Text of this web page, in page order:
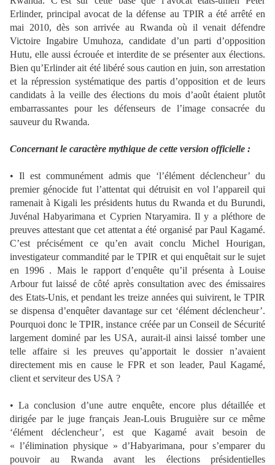
Erlinder, principal avocat de la défense au TPIR a été arrêté en
mai 2010, dès son arrivée au Rwanda où il venait défendre
Victoire Ingabire Umuhoza, candidate d’un parti d’opposition
Hutu, elle aussi écrouée et interdite de se présenter aux élections.
Bien qu’Erlinder ait été libéré sous caution en juin, son arrestation
et la répression systématique des partis d’opposition et de leurs
candidats à la veille des élections du mois d’août étaient plutôt
embarrassantes pour les défenseurs de l’image consacrée du
sauveur du Rwanda.
Concernant le caractère mythique de cette version officielle :
• Il est communément admis que ‘l’élément déclencheur’ du
premier génocide fut l’attentat qui détruisit en vol l’appareil qui
ramenait à Kigali les présidents hutus du Rwanda et du Burundi,
Juvénal Habyarimana et Cyprien Ntaryamira. Il y a pléthore de
preuves attestant que cet attentat a été organisé par Paul Kagamé.
C’est précisément ce qu’en avait conclu Michel Hourigan,
investigateur commandité par le TPIR et qui enquêtait sur le sujet
en 1996 . Mais le rapport d’enquête qu’il présenta à Louise
Arbour fut laissé de côté après consultation avec des émissaires
des Etats-Unis, et pendant les treize années qui suivirent, le TPIR
se dispensa d’enquêter davantage sur cet ‘élément déclencheur’.
Pourquoi donc le TPIR, instance créée par un Conseil de Sécurité
largement dominé par les USA, aurait-il ainsi laissé tomber une
telle affaire si les preuves qu’apportait le dossier n’avaient
directement mis en cause le FPR et son leader, Paul Kagamé,
client et serviteur des USA ?
• La conclusion d’une autre enquête, encore plus détaillée et
dirigée par le juge français Jean-Louis Bruguière sur ce même
‘élément déclencheur’, est que Kagamé avait besoin de
« l’élimination physique » d’Habyarimana, pour s’emparer du
pouvoir au Rwanda avant les élections présidentielles